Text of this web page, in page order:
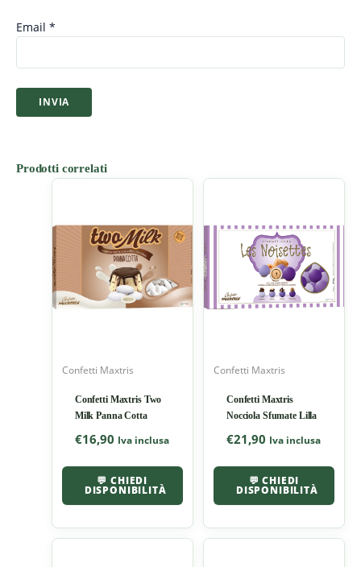
Email *
Prodotti correlati
Confetti Maxtris
Confetti Maxtris Two
Milk Panna Cotta
€16,90 Iva inclusa
💬 CHIEDI
DISPONIBILITÀ
Confetti Maxtris
Confetti Maxtris
Nocciola Sfumate Lilla
€21,90 Iva inclusa
💬 CHIEDI
DISPONIBILITÀ